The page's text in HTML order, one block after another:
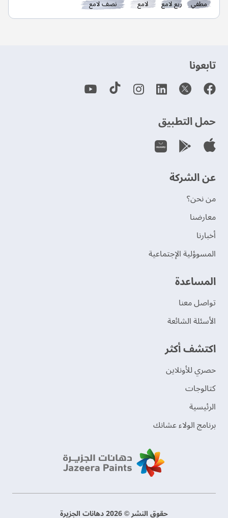
مطفي
ربع لامع لامع نصف لامع
‫تابعونا‬
حمل التطبيق
عن الشركة
من نحن؟
‫معارضنا‬
‫أخبارنا‬
المسوؤلية الإجتماعية
‫المساعدة‬
تواصل معنا
الأسئلة الشائعة
اكتشف أكثر
حصري للأونلاين
‫كتالوجات‬
الرئيسية
برنامج الولاء عشانك
حقوق النشر © 2026 دهانات الجزيرة